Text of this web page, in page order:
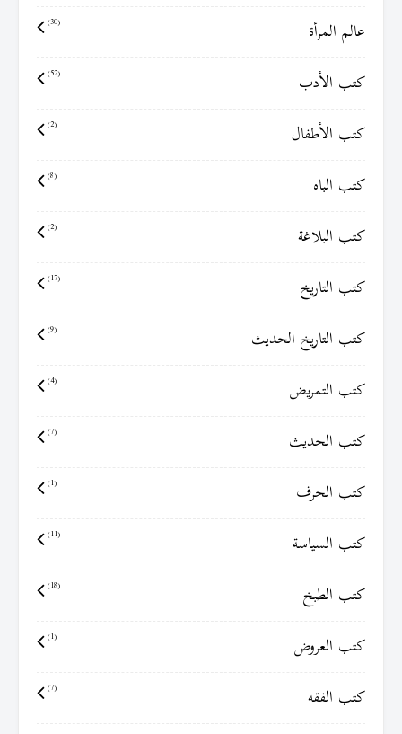
عالم المرأة (30)
كتب الأدب (52)
كتب الأطفال (2)
كتب الباه (8)
كتب البلاغة (2)
كتب التاريخ (17)
كتب التاريخ الحديث (9)
كتب التمريض (4)
كتب الحديث (7)
كتب الحرف (1)
كتب السياسة (11)
كتب الطبخ (18)
كتب العروض (1)
كتب الفقه (7)